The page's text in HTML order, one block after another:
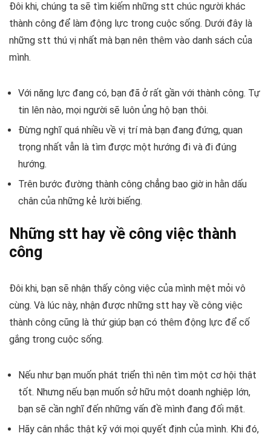
Đôi khi, chúng ta sẽ tìm kiếm những stt chúc người khác
thành công để làm động lực trong cuộc sống. Dưới đây là
những stt thú vị nhất mà bạn nên thêm vào danh sách của
mình.
Với năng lực đang có, bạn đã ở rất gần với thành công. Tự
tin lên nào, mọi người sẽ luôn ủng hộ bạn thôi.
Đừng nghĩ quá nhiều về vị trí mà bạn đang đứng, quan
trọng nhất vẫn là tìm được một hướng đi và đi đúng
hướng.
Trên bước đường thành công chẳng bao giờ in hằn dấu
chân của những kẻ lười biếng.
Những stt hay về công việc thành
công
Đôi khi, bạn sẽ nhận thấy công việc của mình mệt mỏi vô
cùng. Và lúc này, nhận được những stt hay về công việc
thành công cũng là thứ giúp bạn có thêm động lực để cố
gắng trong cuộc sống.
Nếu như bạn muốn phát triển thì nên tìm một cơ hội thật
tốt. Nhưng nếu bạn muốn sở hữu một doanh nghiệp lớn,
bạn sẽ cần nghĩ đến những vấn đề mình đang đối mặt.
Hãy cân nhắc thật kỹ với mọi quyết định của mình. Khi đó,